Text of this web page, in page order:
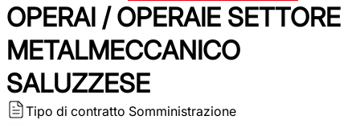
OPERAI / OPERAIE SETTORE
METALMECCANICO
SALUZZESE
Tipo di contratto Somministrazione